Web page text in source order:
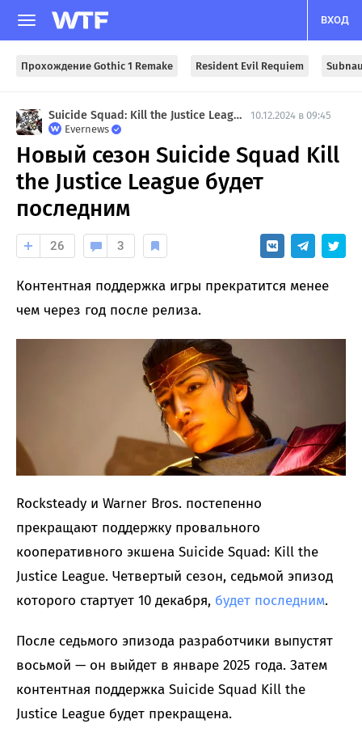
ВХОД
Прохождение Gothic 1 Remake Resident Evil Requiem
Suicide Squad: Kill the Justice League
10.12.2024 в 09:45
Evernews
Новый сезон Suicide Squad Kill
the Justice League будет
последним
26 3
Контентная поддержка игры прекратится менее
чем через год после релиза.
Rocksteady и Warner Bros. постепенно
прекращают поддержку провального
кооперативного экшена Suicide Squad: Kill the
Justice League. Четвертый сезон, седьмой эпизод
которого стартует 10 декабря, будет последним.
После седьмого эпизода разработчики выпустят
восьмой — он выйдет в январе 2025 года. Затем
контентная поддержка Suicide Squad Kill the
Justice League будет прекращена.